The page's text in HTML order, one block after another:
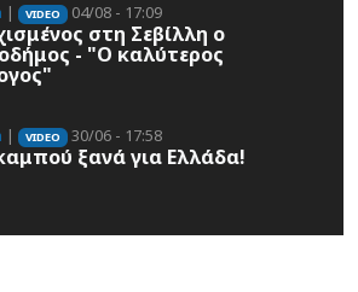
| VIDEO 04/08 - 17:09
στη Σεβίλλη ο
- "Ο καλύτερος
| VIDEO 30/06 - 17:58
ξανά για Ελλάδα!